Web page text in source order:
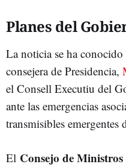
Planes del
La noticia se ha conocido
consejera de Presidencia,
el Consell Executiu del
ante las emergencias
transmisibles emergentes
El Consejo de Ministros